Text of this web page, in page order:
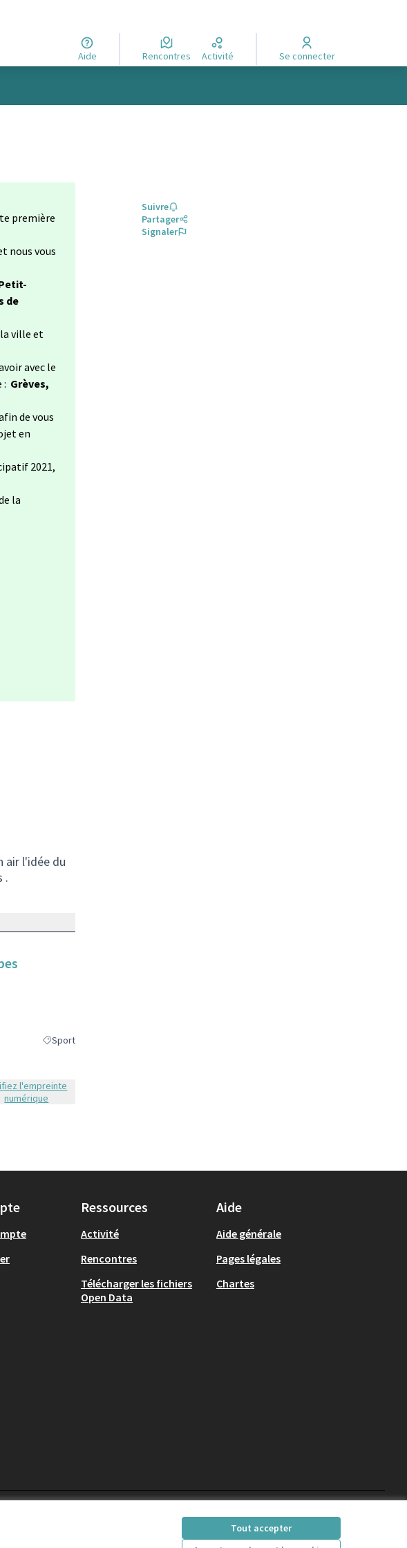
Tout accepter
Aide Rencontres Activité Se connecter
première
nous vous
de
ville et
avec le
: Grèves,
de vous
en
2021,
la
air l'idée du
.
Filtrer les résultats de la catégorie : Sport
Sport
Suivre
Partager
Signaler
numérique
Ressources
Activité
Rencontres
Télécharger les fichiers
Open Data
Aide
Aide générale
Pages légales
Chartes
(Lien externe)